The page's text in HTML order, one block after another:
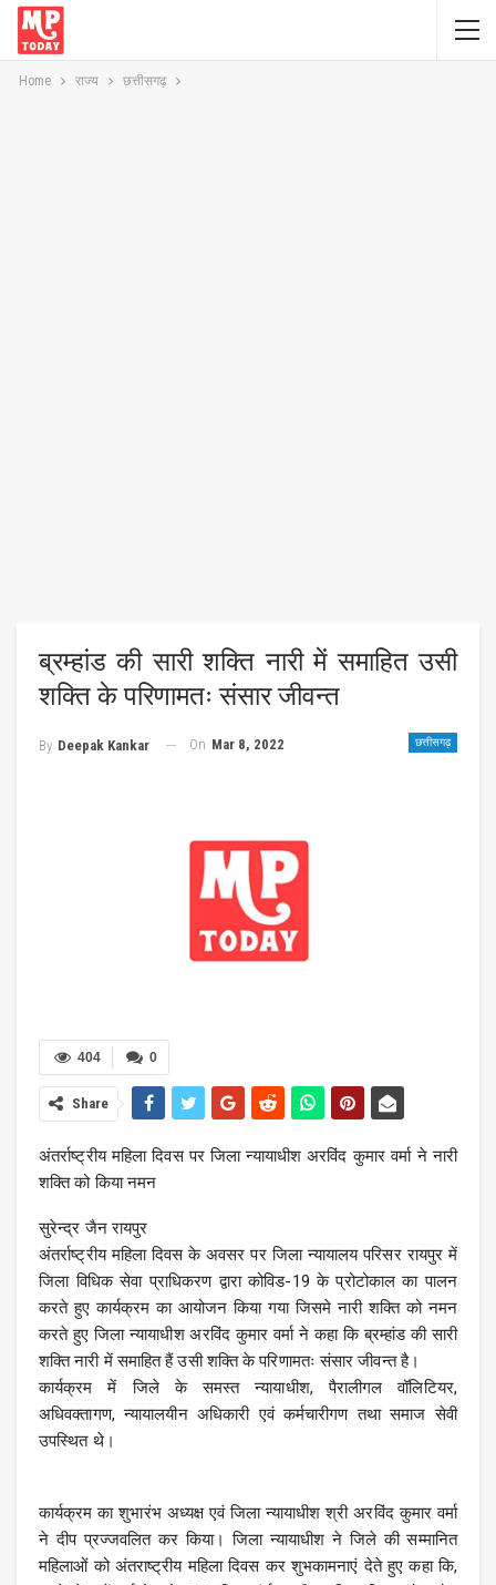
Home राज्य छत्तीसगढ़
ब्रम्हांड की सारी शक्ति नारी में समाहित उसी
शक्ति के परिणामतः संसार जीवन्त
छत्तीसगढ़
By Deepak Kankar On Mar 8, 2022
0
404
Share
अंतर्राष्ट्रीय महिला दिवस पर जिला न्यायाधीश अरविंद कुमार वर्मा ने नारी
शक्ति को किया नमन
सुरेन्द्र जैन रायपुर
अंतर्राष्ट्रीय महिला दिवस के अवसर पर जिला न्यायालय परिसर रायपुर में
जिला विधिक सेवा प्राधिकरण द्वारा कोविड-19 के प्रोटोकाल का पालन
करते हुए कार्यक्रम का आयोजन किया गया जिसमे नारी शक्ति को नमन
करते हुए जिला न्यायाधीश अरविंद कुमार वर्मा ने कहा कि ब्रम्हांड की सारी
शक्ति नारी में समाहित हैं उसी शक्ति के परिणामतः संसार जीवन्त है।
कार्यक्रम में जिले के समस्त न्यायाधीश, पैरालीगल वॉलिटियर,
अधिवक्तागण, न्यायालयीन अधिकारी एवं कर्मचारीगण तथा समाज सेवी
उपस्थित थे।
कार्यक्रम का शुभारंभ अध्यक्ष एवं जिला न्यायाधीश श्री अरविंद कुमार वर्मा
ने दीप प्रज्जवलित कर किया। जिला न्यायाधीश ने जिले की सम्मानित
महिलाओं को अंतराष्ट्रीय महिला दिवस कर शुभकामनाएं देते हुए कहा कि,